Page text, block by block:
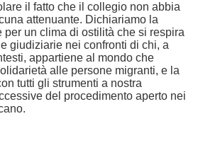
il fatto che il collegio non abbia
attenuante. Dichiariamo la
per un clima di ostilità che si respira
giudiziarie nei confronti di chi, a
appartiene al mondo che
alle persone migranti, e la
tutti gli strumenti a nostra
del procedimento aperto nei